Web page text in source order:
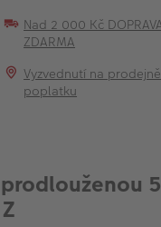
Nad 2 000 Kč
ZDARMA
Vyzvednutí na
poplatku